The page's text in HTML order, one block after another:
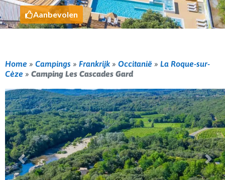
Aanbevolen
Home » Campings » Frankrijk » Occitanië » La Roque-sur-
Cèze » Camping Les Cascades Gard
Vorige